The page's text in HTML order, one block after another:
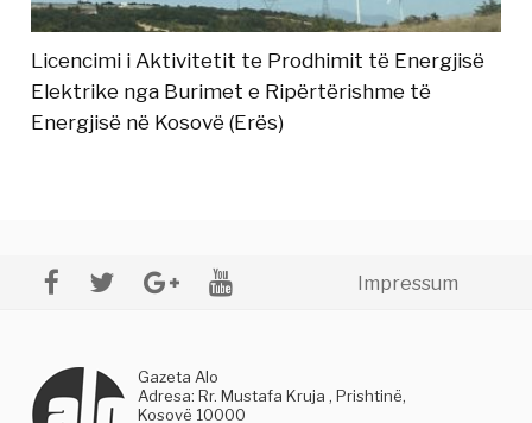
Licencimi i Aktivitetit te Prodhimit të Energjisë
Elektrike nga Burimet e Ripërtërishme të
Energjisë në Kosovë (Erës)
Impressum
Gazeta Alo
Adresa: Rr. Mustafa Kruja , Prishtinë,
Kosovë 10000